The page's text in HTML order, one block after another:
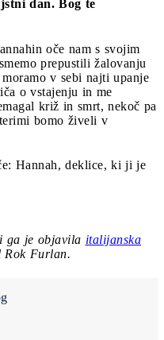
dan. Bog te
oče nam s svojim
prepustili žalovanju
v sebi najti upanje
o vstajenju in me
križ in smrt, nekoč pa
bomo živeli v
Hannah, deklice, ki ji je
ga je objavila italijanska
Rok Furlan.